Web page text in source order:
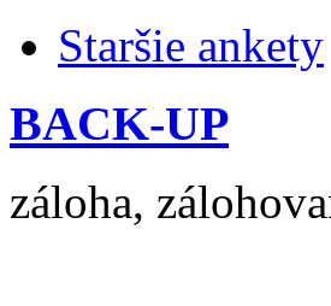
Staršie ankety
BACK-UP
záloha,